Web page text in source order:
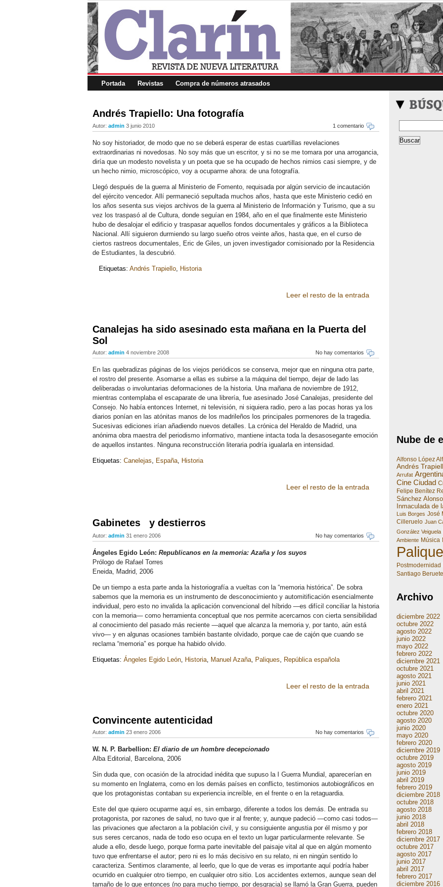
Portada Revistas Compra de números atrasados
Andrés Trapiello: Una fotografía
1 comentario
Autor: admin 3 junio 2010
No soy historiador, de modo que no se deberá esperar de estas cuartillas revelaciones
extraordinarias ni novedosas. No soy más que un escritor, y si no se me tomara por una arrogancia,
diría que un modesto novelista y un poeta que se ha ocupado de hechos nimios casi siempre, y de
un hecho nimio, microscópico, voy a ocuparme ahora: de una fotografía.
Llegó después de la guerra al Ministerio de Fomento, requisada por algún servicio de incautación
del ejército vencedor. Allí permaneció sepultada muchos años, hasta que este Ministerio cedió en
los años sesenta sus viejos archivos de la guerra al Ministerio de Información y Turismo, que a su
vez los traspasó al de Cultura, donde seguían en 1984, año en el que finalmente este Ministerio
hubo de desalojar el edificio y traspasar aquellos fondos documentales y gráficos a la Biblioteca
Nacional. Allí siguieron durmiendo su largo sueño otros veinte años, hasta que, en el curso de
ciertos rastreos documentales, Eric de Giles, un joven investigador comisionado por la Residencia
de Estudiantes, la descubrió.
Etiquetas: Andrés Trapiello Historia
Leer el resto de la entrada
Canalejas ha sido asesinado esta mañana en la Puerta del
Sol
No hay comentarios
Autor: admin 4 noviembre 2008
En las quebradizas páginas de los viejos periódicos se conserva, mejor que en ninguna otra parte,
el rostro del presente. Asomarse a ellas es subirse a la máquina del tiempo, dejar de lado las
deliberadas o involuntarias deformaciones de la historia. Una mañana de noviembre de 1912,
mientras contemplaba el escaparate de una librería, fue asesinado José Canalejas, presidente del
Consejo. No había entonces Internet, ni televisión, ni siquiera radio, pero a las pocas horas ya los
diarios ponían en las atónitas manos de los madrileños los principales pormenores de la tragedia.
Sucesivas ediciones irían añadiendo nuevos detalles. La crónica del Heraldo de Madrid, una
anónima obra maestra del periodismo informativo, mantiene intacta toda la desasosegante emoción
de aquellos instantes. Ninguna reconstrucción literaria podría igualarla en intensidad.
Etiquetas: Canelejas, España, Historia
Leer el resto de la entrada
Gabinetes y destierros
No hay comentarios
Autor: admin 31 enero 2006
Ángeles Egido León: Republicanos en la memoria: Azaña y los suyos
Prólogo de Rafael Torres
Eneida, Madrid, 2006
De un tiempo a esta parte anda la historiografía a vueltas con la “memoria histórica”. De sobra
sabemos que la memoria es un instrumento de desconocimiento y automitificación esencialmente
individual, pero esto no invalida la aplicación convencional del híbrido —es difícil conciliar la historia
con la memoria— como herramienta conceptual que nos permite acercarnos con cierta sensibilidad
al conocimiento del pasado más reciente —aquel que alcanza la memoria y, por tanto, aún está
vivo— y en algunas ocasiones también bastante olvidado, porque cae de cajón que cuando se
reclama “memoria” es porque ha habido olvido.
Etiquetas: Ángeles Egido León Historia Manuel Azaña Paliques República española
Leer el resto de la entrada
Convincente autenticidad
No hay comentarios
Autor: admin 23 enero 2006
W. N. P. Barbellion: El diario de un hombre decepcionado
Alba Editorial, Barcelona, 2006
Sin duda que, con ocasión de la atrocidad inédita que supuso la I Guerra Mundial, aparecerían en
su momento en Inglaterra, como en los demás países en conflicto, testimonios autobiográficos en
que los protagonistas contaban su experiencia increíble, en el frente o en la retaguardia.
Este del que quiero ocuparme aquí es, sin embargo, diferente a todos los demás. De entrada su
protagonista, por razones de salud, no tuvo que ir al frente; y, aunque padeció —como casi todos—
las privaciones que afectaron a la población civil, y su consiguiente angustia por él mismo y por
sus seres cercanos, nada de todo eso ocupa en el texto un lugar particularmente relevante. Se
alude a ello, desde luego, porque forma parte inevitable del paisaje vital al que en algún momento
tuvo que enfrentarse el autor; pero ni es lo más decisivo en su relato, ni en ningún sentido lo
caracteriza. Sentimos claramente, al leerlo, que lo que de veras es importante aquí podría haber
ocurrido en cualquier otro tiempo, en cualquier otro sitio. Los accidentes externos, aunque sean del
tamaño de lo que entonces (no para mucho tiempo, por desgracia) se llamó la Gran Guerra, pueden
Nube de
Alfonso López
Andrés
Arrufat
Cine Ciudad
Felipe Benítez
Sánchez Alonso
Inmaculada de
Luis Borges José
Cilleruelo Juan
González Veiguela
Ambiente Música
Postmodernidad
Santiago Beruete
Archivo
diciembre 2022
octubre 2022
agosto 2022
junio 2022
mayo 2022
febrero 2022
diciembre 2021
octubre 2021
agosto 2021
junio 2021
abril 2021
febrero 2021
enero 2021
octubre 2020
agosto 2020
junio 2020
mayo 2020
febrero 2020
diciembre 2019
octubre 2019
agosto 2019
junio 2019
abril 2019
febrero 2019
diciembre 2018
octubre 2018
agosto 2018
junio 2018
abril 2018
febrero 2018
diciembre 2017
octubre 2017
agosto 2017
junio 2017
abril 2017
febrero 2017
diciembre 2016